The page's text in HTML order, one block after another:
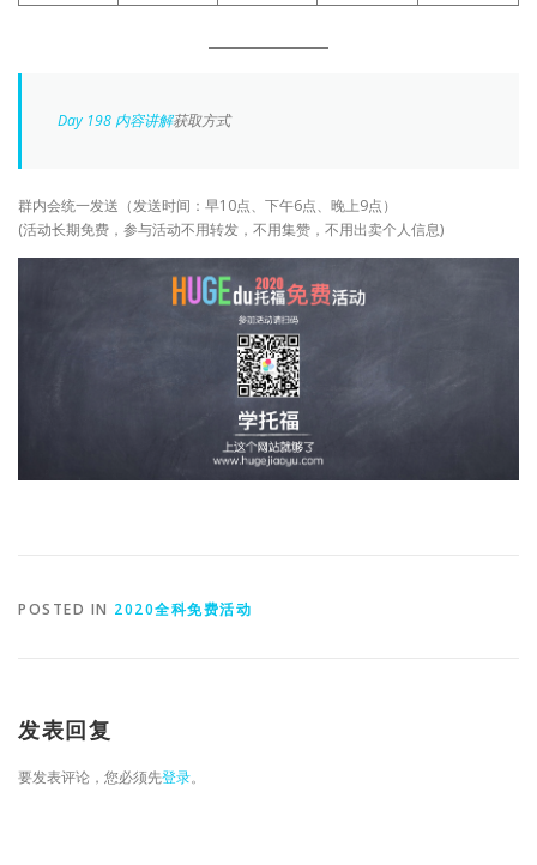
Day 198 内容讲解获取方式
群内会统一发送（发送时间：早10点、下午6点、晚上9点）
(活动长期免费，参与活动不用转发，不用集赞，不用出卖个人信息)
POSTED IN 2020全科免费活动
发表回复
要发表评论，您必须先登录。